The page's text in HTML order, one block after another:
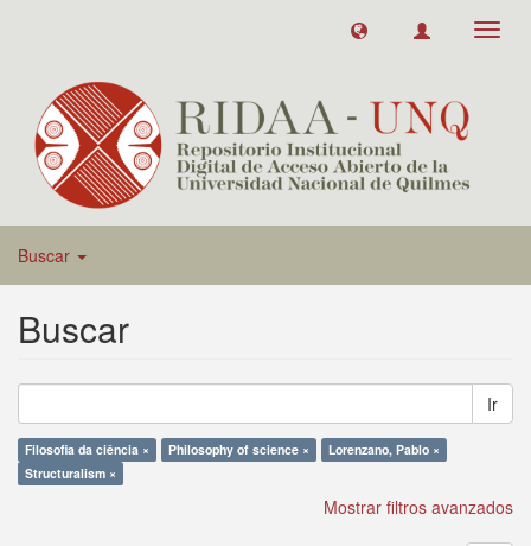
Buscar
Buscar
Ir
Filosofia da ciência × Philosophy of science ×
Lorenzano, Pablo ×
Structuralism ×
Mostrar filtros avanzados